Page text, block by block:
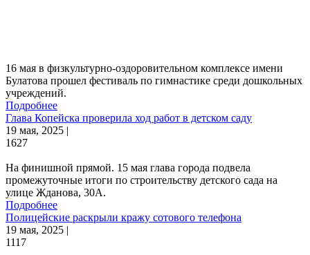
16 мая в физкультурно-оздоровительном комплексе имени
Булатова прошел фестиваль по гимнастике среди дошкольных
учреждений.
Подробнее
Глава Копейска проверила ход работ в детском саду
19 мая, 2025 |
1627
На финишной прямой. 15 мая глава города подвела
промежуточные итоги по строительству детского сада на
улице Жданова, 30А.
Подробнее
Полицейские раскрыли кражу сотового телефона
19 мая, 2025 |
1117